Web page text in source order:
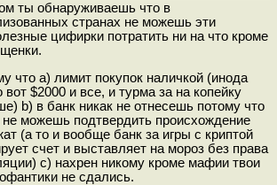
ты обнаруживаешь что в
странах не можешь эти
цифирки потратить ни на что кроме
что a) лимит покупок наличкой (инода
вот $2000 и все, и турма за на копейку
b) в банк никак не отнесешь потому что
не можешь подтвердить происхождение
(а то и вообще банк за игры с криптой
счет и выставляет на мороз без права
с) нахрен никому кроме мафии твои
не сдались.